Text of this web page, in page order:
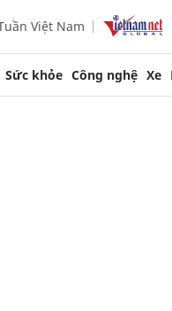
Việt Nam
Sức khỏe Công nghệ Xe